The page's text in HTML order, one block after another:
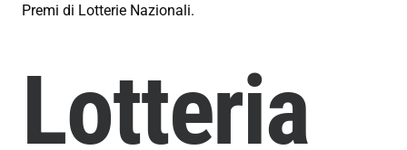
Premi di Lotterie Nazionali.
Lotteria